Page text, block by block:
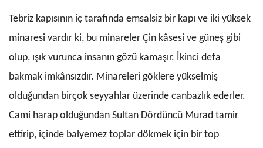
Tebriz kapısının iç tarafında emsalsiz bir kapı ve iki yüksek
minaresi vardır ki, bu minareler Çin kâsesi ve güneş gibi
olup, ışık vurunca insanın gözü kamaşır. İkinci defa
bakmak imkânsızdır. Minareleri göklere yükselmiş
olduğundan birçok seyyahlar üzerinde canbazlık ederler.
Cami harap olduğundan Sultan Dördüncü Murad tamir
ettirip, içinde balyemez toplar dökmek için bir top